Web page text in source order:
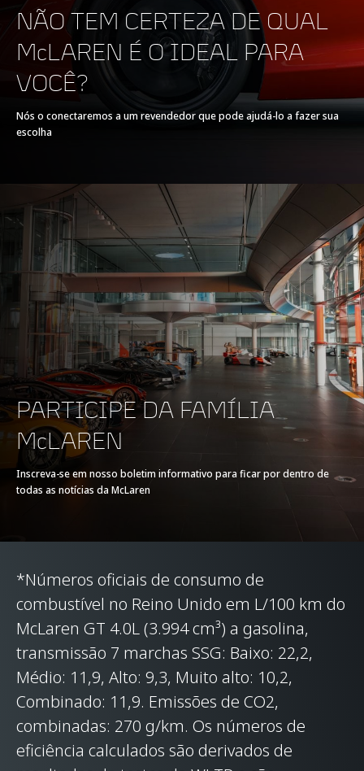
TREM DE FORÇA
TREM DE FORÇA V8 90° 4.0L
TECNOLOGIA
Turbochargers, Dry
POTÊNCIA MÁXIMA 620 PS (612 bhp)
COPPIA MASSIMA
TORQUE MÁXIMO
630 Nm (465 lb-ft)
E-MOTOR
TIPO DE BATERIA
TRANSMISSÃO
Gearbox (SSG)
TECNOLOGIA DE
CHASSI E CARROCERIA
NÃO TEM CERTEZA DE QUAL
McLAREN É O IDEAL PARA
VOCÊ?
Nós o conectaremos a um revendedor que pode ajudá-lo a fazer sua
escolha
PARTICIPE DA FAMÍLIA
McLAREN
Inscreva-se em nosso boletim informativo para ficar por dentro de
todas as notícias da McLaren
*Números oficiais de consumo de
combustível no Reino Unido em L/100 km do
McLaren GT 4.0L (3.994 cm³) a gasolina,
transmissão 7 marchas SSG: Baixo: 22,2,
Médio: 11,9, Alto: 9,3, Muito alto: 10,2,
Combinado: 11,9. Emissões de CO2,
combinadas: 270 g/km. Os números de
eficiência calculados são derivados de